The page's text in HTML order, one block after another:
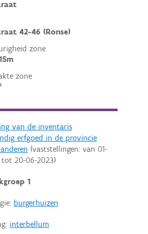
42-46 (Ronse)
zone
zone
van de inventaris
erfgoed in de provincie
(vaststellingen: van 01-
20-06-2023)
1
burgerhuizen
interbellum